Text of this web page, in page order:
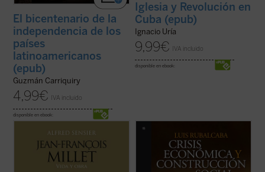
El bicentenario de la
independencia de los
países
latinoamericanos
(epub)
Guzmán Carriquiry
4,99€ IVA incluido
disponible en ebook:
Iglesia y Revolución en
Cuba (epub)
Ignacio Uría
9,99€ IVA incluido
disponible en ebook:
Jean François Millet (1814-1875), criado en
un pintor realista centrado muy
singularmente en expresar su profunda
admiración por la vida de la gente humilde y
campesina en un momento en que la
La actual crisis económica tiene un
trasfondo antropológico. Este libro discute
las raíces tanto técnicas como culturales
que han conducido a la situación actual,
tanto en el contexto internacional como en
el caso particular de España. ... (ver ficha)